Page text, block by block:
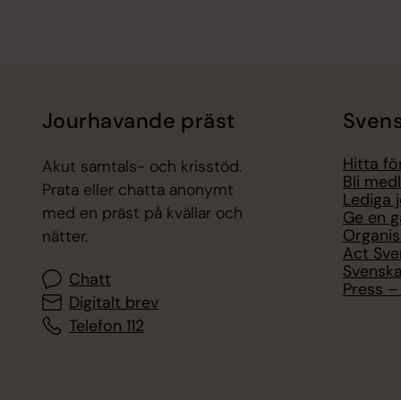
Jourhavande präst
Akut samtals- och krisstöd.
Prata eller chatta anonymt
med en präst på kvällar och
nätter.
Chatt
Digitalt brev
Telefon 112
Hitta
Bli
Lediga
Ge en
Act
Press